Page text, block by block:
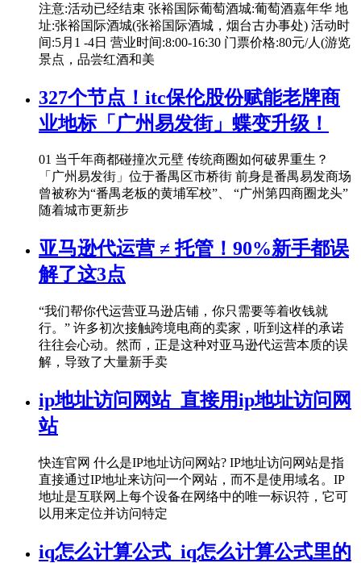
注意:活动已经结束 张裕国际葡萄酒城:葡萄酒嘉年华 地
址:张裕国际酒城(张裕国际酒城，烟台古办事处) 活动时
间:5月1 -4日 营业时间:8:00-16:30 门票价格:80元/人(游览
景点，品尝红酒和美
327个节点！itc保伦股份赋能老牌商
业地标「广州易发街」蝶变升级！
01 当千年商都碰撞次元壁 传统商圈如何破界重生？
「广州易发街」位于番禺区市桥街 前身是番禺易发商场
曾被称为“番禺老板的黄埔军校”、 “广州第四商圈龙头”
随着城市更新步
亚马逊代运营 ≠ 托管！90%新手都误
解了这3点
“我们帮你代运营亚马逊店铺，你只需要等着收钱就
行。” 许多初次接触跨境电商的卖家，听到这样的承诺
往往会心动。然而，正是这种对亚马逊代运营本质的误
解，导致了大量新手卖
ip地址访问网站_直接用ip地址访问网
站
快连官网 什么是IP地址访问网站? IP地址访问网站是指
直接通过IP地址来访问一个网站，而不是使用域名。IP
地址是互联网上每个设备在网络中的唯一标识符，它可
以用来定位并访问特定
iq怎么计算公式_iq怎么计算公式里的